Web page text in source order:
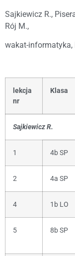
Sajkiewicz R.,
Rój M.,
wakat-informatyka,
lekcja
nr
Klasa
Sajkiewicz R.
1 4b SP
2 4a SP
4 1b LO
5 8b SP